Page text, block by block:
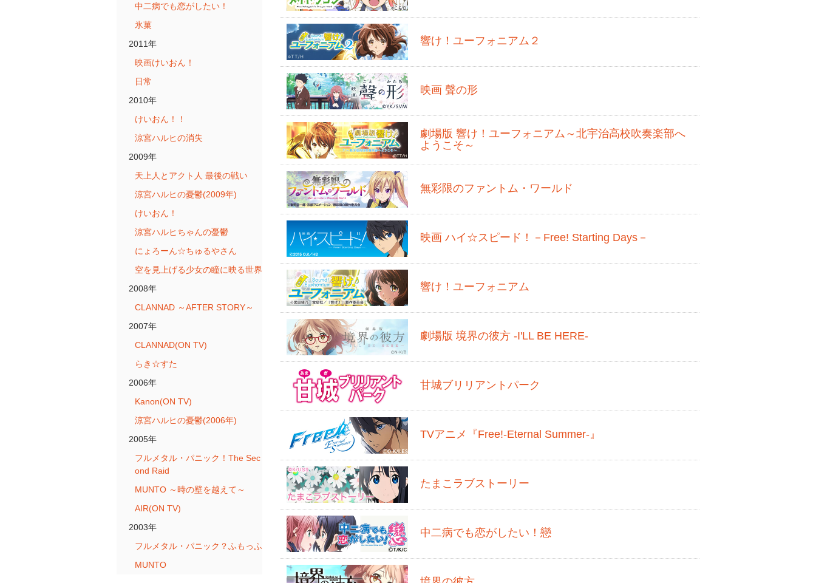
中二病でも恋がしたい！
氷菓
2011年
映画けいおん！
日常
2010年
けいおん！！
涼宮ハルヒの消失
2009年
天上人とアクト人 最後の戦い
涼宮ハルヒの憂鬱(2009年)
けいおん！
涼宮ハルヒちゃんの憂鬱
にょろーん☆ちゅるやさん
空を見上げる少女の瞳に映る世界
2008年
CLANNAD ～AFTER STORY～
2007年
CLANNAD(ON TV)
らき☆すた
2006年
Kanon(ON TV)
涼宮ハルヒの憂鬱(2006年)
2005年
フルメタル・パニック！The Sec
ond Raid
MUNTO ～時の壁を越えて～
AIR(ON TV)
2003年
フルメタル・パニック？ふもっふ
MUNTO
響け！ユーフォニアム２
映画 聲の形
劇場版 響け！ユーフォニアム～北宇治高校吹奏楽部へ
ようこそ～
無彩限のファントム・ワールド
映画 ハイ☆スピード！－Free! Starting Days－
響け！ユーフォニアム
劇場版 境界の彼方 -I'LL BE HERE-
甘城ブリリアントパーク
TVアニメ『Free!-Eternal Summer-』
たまこラブストーリー
中二病でも恋がしたい！戀